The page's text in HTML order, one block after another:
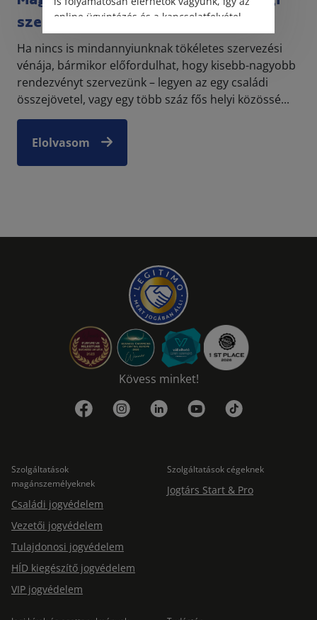
szemmel
Ha nincs is mindannyiunknak tökéletes szervezési
vénája, bármikor előfordulhat, hogy kisebb-nagyobb
rendezvényt szervezünk – legyen az egy családi
összejövetel, vagy egy több száz fős helyi közössé...
Elolvasom
Kövess minket!
Szolgáltatások
magánszemélyeknek
Családi jogvédelem
Vezetői jogvédelem
Tulajdonosi jogvédelem
HÍD kiegészítő jogvédelem
VIP jogvédelem
Szolgáltatások cégeknek
Jogtárs Start & Pro
online ügyintézés és a kapcsolatfelvétel
változatlanul biztosított.